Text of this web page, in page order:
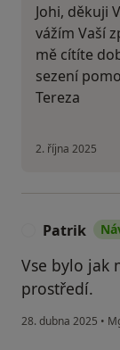
Johi, děkuji
vážím Vaší
mě cítíte
sezení
Tereza
2. října 2025
Patrik
Vse bylo jak
prostředí.
28. dubna 2025 •